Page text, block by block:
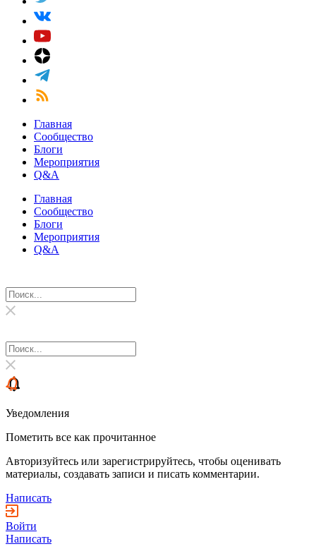
Главная
Сообщество
Блоги
Мероприятия
Q&A
Главная
Сообщество
Блоги
Мероприятия
Q&A
Уведомления
Пометить все как прочитанное
Авторизуйтесь или зарегистрируйтесь, чтобы оценивать
материалы, создавать записи и писать комментарии.
Написать
Войти
Написать